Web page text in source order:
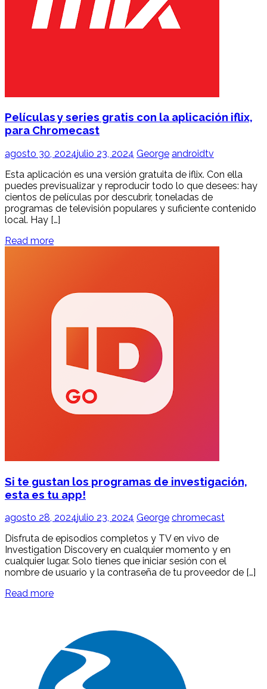
Películas y series gratis con la aplicación iflix,
para Chromecast
agosto 30, 2024julio 23, 2024 George androidtv
Esta aplicación es una versión gratuita de iflix. Con ella
puedes previsualizar y reproducir todo lo que desees: hay
cientos de películas por descubrir, toneladas de
programas de televisión populares y suficiente contenido
local. Hay […]
Read more
Si te gustan los programas de investigación,
esta es tu app!
agosto 28, 2024julio 23, 2024 George chromecast
Disfruta de episodios completos y TV en vivo de
Investigation Discovery en cualquier momento y en
cualquier lugar. Solo tienes que iniciar sesión con el
nombre de usuario y la contraseña de tu proveedor de […]
Read more